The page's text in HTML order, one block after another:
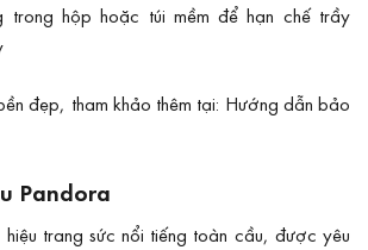
trong hộp hoặc túi mềm để hạn chế trầy
đẹp, tham khảo thêm tại: Hướng dẫn bảo
Pandora
trang sức nổi tiếng toàn cầu, được yêu